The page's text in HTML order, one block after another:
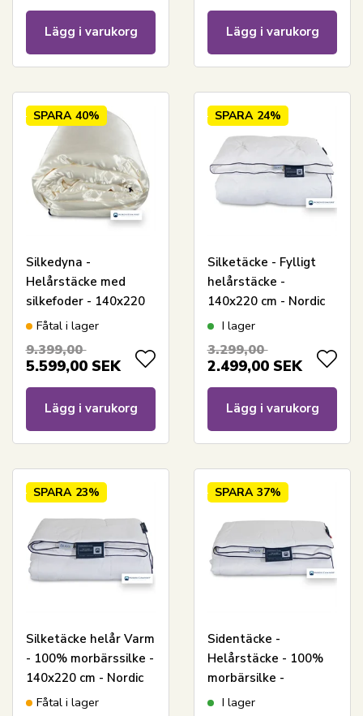
Lägg i varukorg Lägg i varukorg
SPARA 40%
Silkedyna -
Helårstäcke med
silkefoder - 140x220
cm - 100% långfibrig
Comfort
Fåtal i lager
9.399,00
5.599,00 SEK
Lägg i varukorg
SPARA 24%
Silketäcke - Fylligt
helårstäcke -
140x220 cm - Nordic
Comfort - Tvättbart
I lager
3.299,00
2.499,00 SEK
Lägg i varukorg
SPARA 23%
Silketäcke helår Varm
- 100% morbärssilke -
140x220 cm - Nordic
Comfort
Fåtal i lager
SPARA 37%
Sidentäcke -
Helårstäcke - 100%
morbärsilke -
150x210 cm - Nordic
I lager